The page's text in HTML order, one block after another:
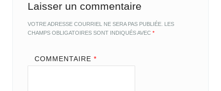
Laisser un commentaire
VOTRE ADRESSE COURRIEL NE SERA PAS PUBLIÉE. LES
CHAMPS OBLIGATOIRES SONT INDIQUÉS AVEC*
COMMENTAIRE *